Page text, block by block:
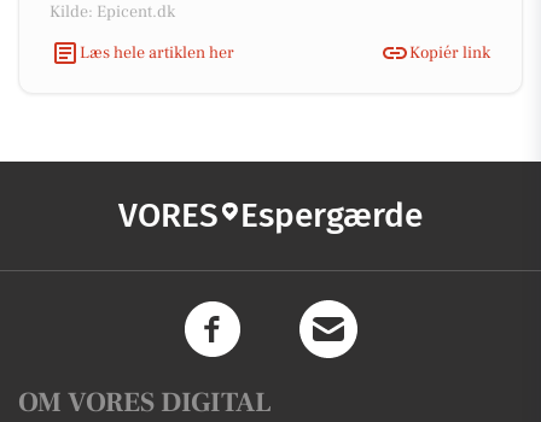
Kilde: Epicent.dk
Læs hele artiklen her
Kopiér link
VORES Espergærde
OM VORES DIGITAL